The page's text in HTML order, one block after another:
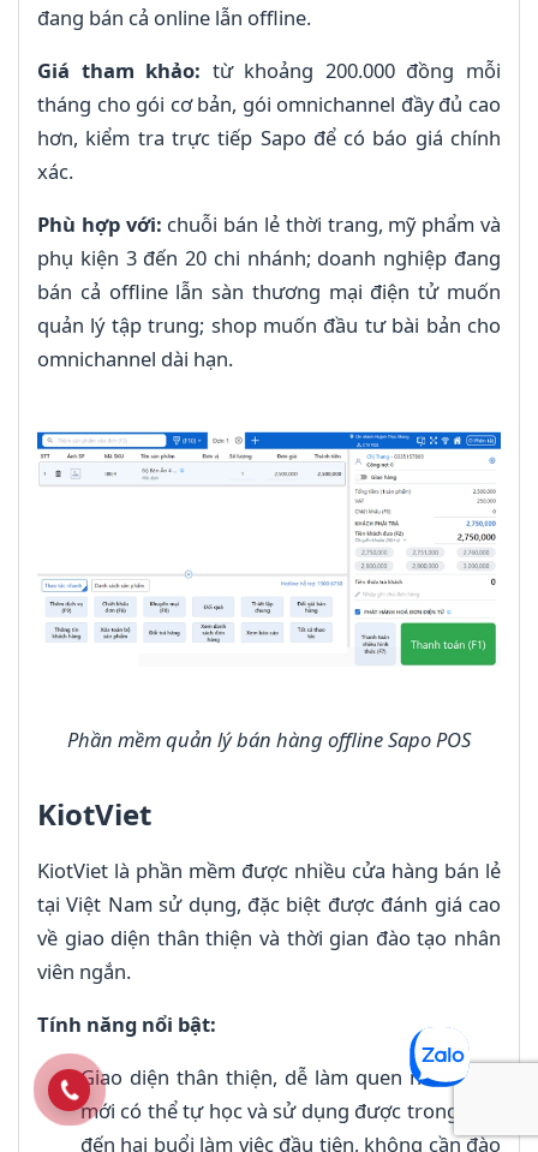
đang bán cả online lẫn offline.
Giá tham khảo: từ khoảng 200.000 đồng mỗi
tháng cho gói cơ bản, gói omnichannel đầy đủ cao
hơn, kiểm tra trực tiếp Sapo để có báo giá chính
xác.
Phù hợp với: chuỗi bán lẻ thời trang, mỹ phẩm và
phụ kiện 3 đến 20 chi nhánh; doanh nghiệp đang
bán cả offline lẫn sàn thương mại điện tử muốn
quản lý tập trung; shop muốn đầu tư bài bản cho
omnichannel dài hạn.
Phần mềm quản lý bán hàng offline Sapo POS
KiotViet
KiotViet là phần mềm được nhiều cửa hàng bán lẻ
tại Việt Nam sử dụng, đặc biệt được đánh giá cao
về giao diện thân thiện và thời gian đào tạo nhân
viên ngắn.
Tính năng nổi bật:
Giao diện thân thiện, dễ làm quen nhân viên
mới có thể tự học và sử dụng được trong một
đến hai buổi làm việc đầu tiên, không cần đào